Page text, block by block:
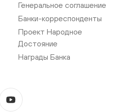
Генеральное соглашение
Банки-корреспонденты
Проект Народное
Достояние
Награды Банка